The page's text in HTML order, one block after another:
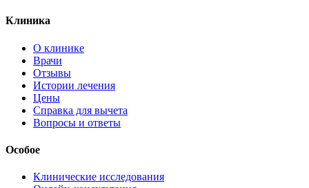
Клиника
О клинике
Врачи
Отзывы
Истории лечения
Цены
Справка для вычета
Вопросы и ответы
Особое
Клинические исследования